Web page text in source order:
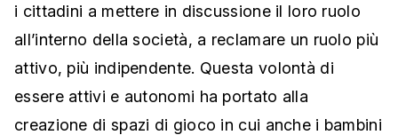
i cittadini a mettere in discussione il loro ruolo
all’interno della società, a reclamare un ruolo più
attivo, più indipendente. Questa volontà di
essere attivi e autonomi ha portato alla
creazione di spazi di gioco in cui anche i bambini